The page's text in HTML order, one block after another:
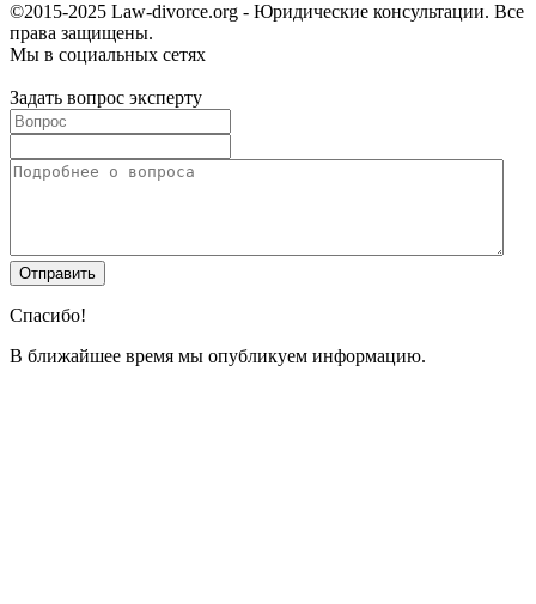
©2015-2025 Law-divorce.org - Юридические консультации. Все
права защищены.
Мы в социальных сетях
Задать вопрос эксперту
Спасибо!
В ближайшее время мы опубликуем информацию.